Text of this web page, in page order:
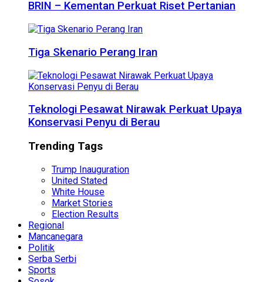
BRIN – Kementan Perkuat Riset Pertanian
Tiga Skenario Perang Iran
Teknologi Pesawat Nirawak Perkuat Upaya
Konservasi Penyu di Berau
Trending Tags
Trump Inauguration
United Stated
White House
Market Stories
Election Results
Regional
Mancanegara
Politik
Serba Serbi
Sports